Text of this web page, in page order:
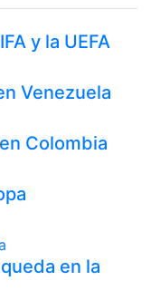
y la UEFA
Venezuela
Colombia
en la